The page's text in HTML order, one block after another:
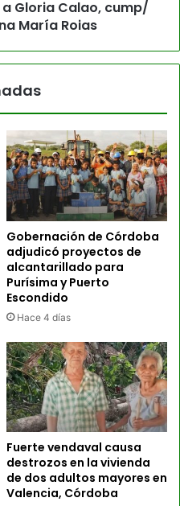
Gloria Calao, cump/
María Roias
Gobernación de Córdoba
adjudicó proyectos de
alcantarillado para
Purísima y Puerto
Escondido
Hace 4 días
Fuerte vendaval causa
destrozos en la vivienda
de dos adultos mayores en
Valencia, Córdoba